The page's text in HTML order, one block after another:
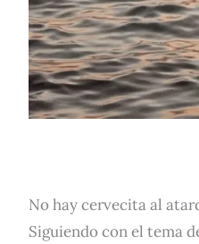
No hay cervecita al
Siguiendo con el tema